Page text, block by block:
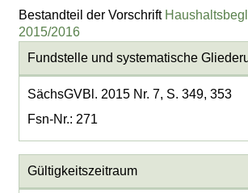
Bestandteil der Vorschrift
2015/2016
Fundstelle und systematische
SächsGVBl. 2015 Nr. 7, S. 349, 353
Fsn-Nr.: 271
Gültigkeitszeitraum